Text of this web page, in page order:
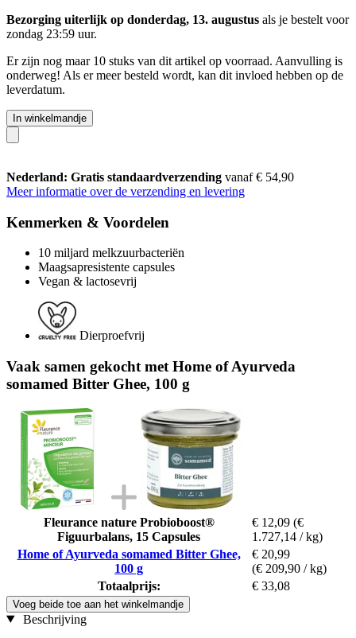
Bezorging uiterlijk op donderdag, 13. augustus als je bestelt voor
zondag 23:59 uur.
Er zijn nog maar 10 stuks van dit artikel op voorraad. Aanvulling is
onderweg! Als er meer besteld wordt, kan dit invloed hebben op de
leverdatum.
In winkelmandje
Nederland: Gratis standaardverzending vanaf € 54,90
Meer informatie over de verzending en levering
Kenmerken & Voordelen
10 miljard melkzuurbacteriën
Maagsapresistente capsules
Vegan & lactosevrij
Dierproefvrij
Vaak samen gekocht met Home of Ayurveda
somamed Bitter Ghee, 100 g
Fleurance nature Probioboost®
Figuurbalans, 15 Capsules
€ 12,09 (€
1.727,14 / kg)
Home of Ayurveda somamed Bitter Ghee,
100 g
€ 20,99
(€ 209,90 / kg)
Totaalprijs:
€ 33,08
Voeg beide toe aan het winkelmandje
Beschrijving